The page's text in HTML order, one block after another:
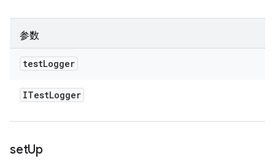
参数
testLogger
ITestLogger
setUp